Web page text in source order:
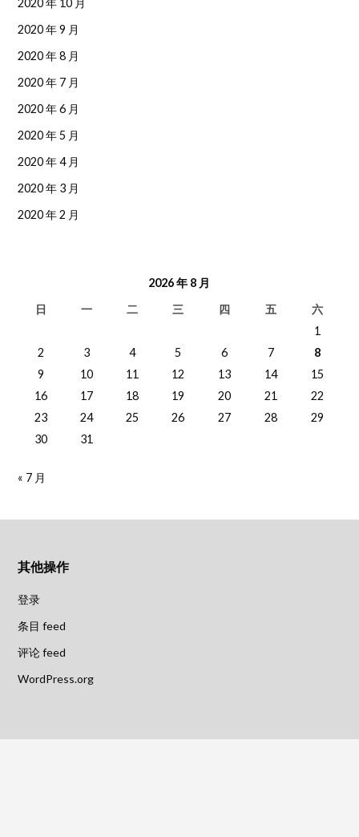
2020 年 10 月
2020 年 9 月
2020 年 8 月
2020 年 7 月
2020 年 6 月
2020 年 5 月
2020 年 4 月
2020 年 3 月
2020 年 2 月
2026 年 8 月
日 一 二 三 四 五 六
1
2
3 4 5 6 7
8
9
10 11 12 13 14
15
16
17 18 19 20 21
22
23
24 25 26 27 28
29
30
31
« 7 月
其他操作
登录
条目 feed
评论 feed
WordPress.org